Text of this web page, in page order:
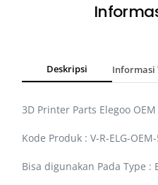
Deskripsi Informasi
3D Printer Parts Elegoo
Kode Produk : V-R-ELG-
Bisa digunakan Pada Type :